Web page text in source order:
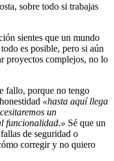
sobre todo si trabajas
sientes que un mundo
es posible, pero si aún
proyectos complejos, no lo
fallo, porque no tengo
«hasta aquí llega
un
funcionalidad.» Sé que un
de seguridad o
corregir y no quiero